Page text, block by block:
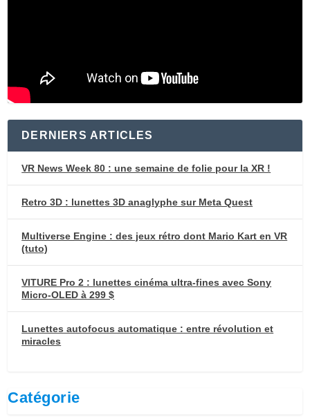
DERNIERS ARTICLES
VR News Week 80 : une semaine de folie pour la XR !
Retro 3D : lunettes 3D anaglyphe sur Meta Quest
Multiverse Engine : des jeux rétro dont Mario Kart en VR
(tuto)
VITURE Pro 2 : lunettes cinéma ultra-fines avec Sony
Micro-OLED à 299 $
Lunettes autofocus automatique : entre révolution et
miracles
Catégorie